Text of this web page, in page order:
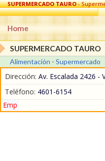
SUPERMERCADO TAURO-
Home
SUPERMERCADO TAURO
Alimentación - Supermercado
Dirección: Av. Escalada 2426 -
Teléfono: 4601-6154
Emp